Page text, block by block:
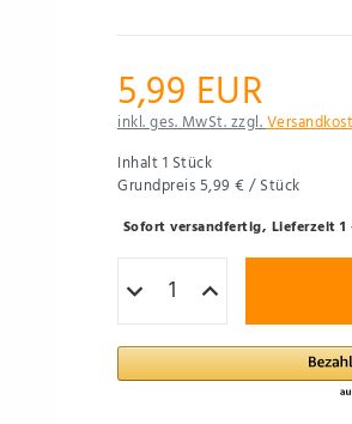
5,99 EUR
inkl. ges. MwSt. zzgl.
Inhalt1 Stück
Grundpreis5,99 € / Stück
Sofort versandfertig, Lieferzeit